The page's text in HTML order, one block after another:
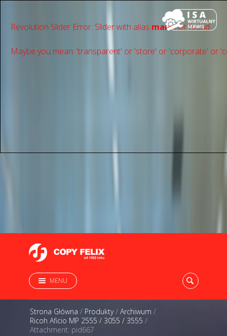
Revolution Slider Error: Slider with alias mainnot found.
Maybe you mean: 'transparent' or 'store' or 'сorporate' or
MENU
Strona Główna / Produkty/ Archiwum /
Ricoh Aficio MP 2555 / 3055 / 3555 /
Attachment: pid667